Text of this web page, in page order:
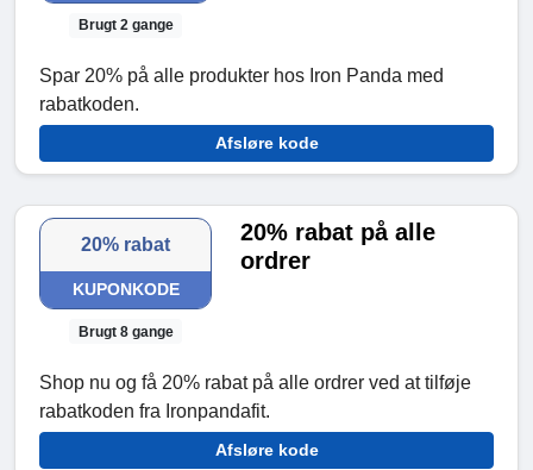
Brugt 2 gange
Spar 20% på alle produkter hos Iron Panda med
rabatkoden.
Afsløre kode
20% rabat
KUPONKODE
Brugt 8 gange
20% rabat på alle
ordrer
Shop nu og få 20% rabat på alle ordrer ved at tilføje
rabatkoden fra Ironpandafit.
Afsløre kode